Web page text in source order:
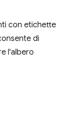
con etichette
di
l'albero